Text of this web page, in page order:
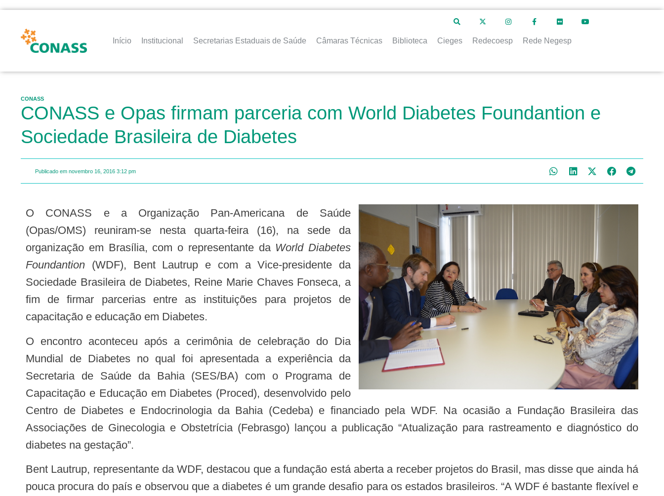
Início Institucional Secretarias Estaduais de Saúde Câmaras Técnicas Biblioteca Cieges Redecoesp Rede Negesp
CONASS
CONASS e Opas firmam parceria com World Diabetes Foundantion e
Sociedade Brasileira de Diabetes
Publicado em novembro 16, 2016 3:12 pm
O CONASS e a Organização Pan-Americana de Saúde
(Opas/OMS) reuniram-se nesta quarta-feira (16), na sede da
organização em Brasília, com o representante da World Diabetes
Foundantion (WDF), Bent Lautrup e com a Vice-presidente da
Sociedade Brasileira de Diabetes, Reine Marie Chaves Fonseca, a
fim de firmar parcerias entre as instituições para projetos de
capacitação e educação em Diabetes.
O encontro aconteceu após a cerimônia de celebração do Dia
Mundial de Diabetes no qual foi apresentada a experiência da
Secretaria de Saúde da Bahia (SES/BA) com o Programa de
Capacitação e Educação em Diabetes (Proced), desenvolvido pelo
Centro de Diabetes e Endocrinologia da Bahia (Cedeba) e financiado pela WDF. Na ocasião a Fundação Brasileira das
Associações de Ginecologia e Obstetrícia (Febrasgo) lançou a publicação “Atualização para rastreamento e diagnóstico do
diabetes na gestação”.
Bent Lautrup, representante da WDF, destacou que a fundação está aberta a receber projetos do Brasil, mas disse que ainda há
pouca procura do país e observou que a diabetes é um grande desafio para os estados brasileiros. “A WDF é bastante flexível e